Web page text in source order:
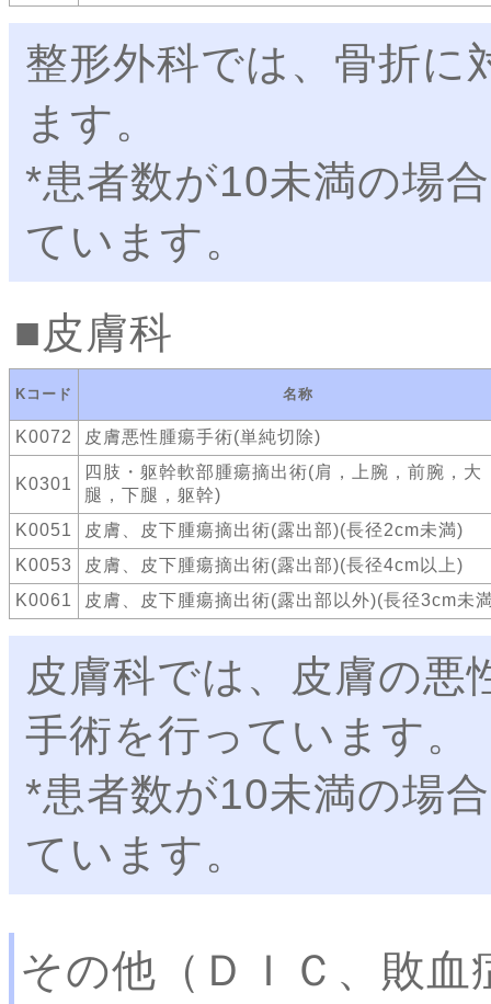
整形外科では、骨折に
ます。
*患者数が10未満の場
ています。
皮膚科
Kコード 名称
K0072 皮膚悪性腫瘍手術(単純切除)
K0301
四肢・躯幹軟部腫瘍摘出術(肩，上腕，前腕，大
腿，下腿，躯幹)
K0051
皮膚、皮下腫瘍摘出術(露出部)(長径2cm未満)
K0053
皮膚、皮下腫瘍摘出術(露出部)(長径4cm以上)
K0061
皮膚、皮下腫瘍摘出術(露出部以外)(長径3cm未
皮膚科では、皮膚の悪
手術を行っています。
*患者数が10未満の場
ています。
その他（ＤＩＣ、敗